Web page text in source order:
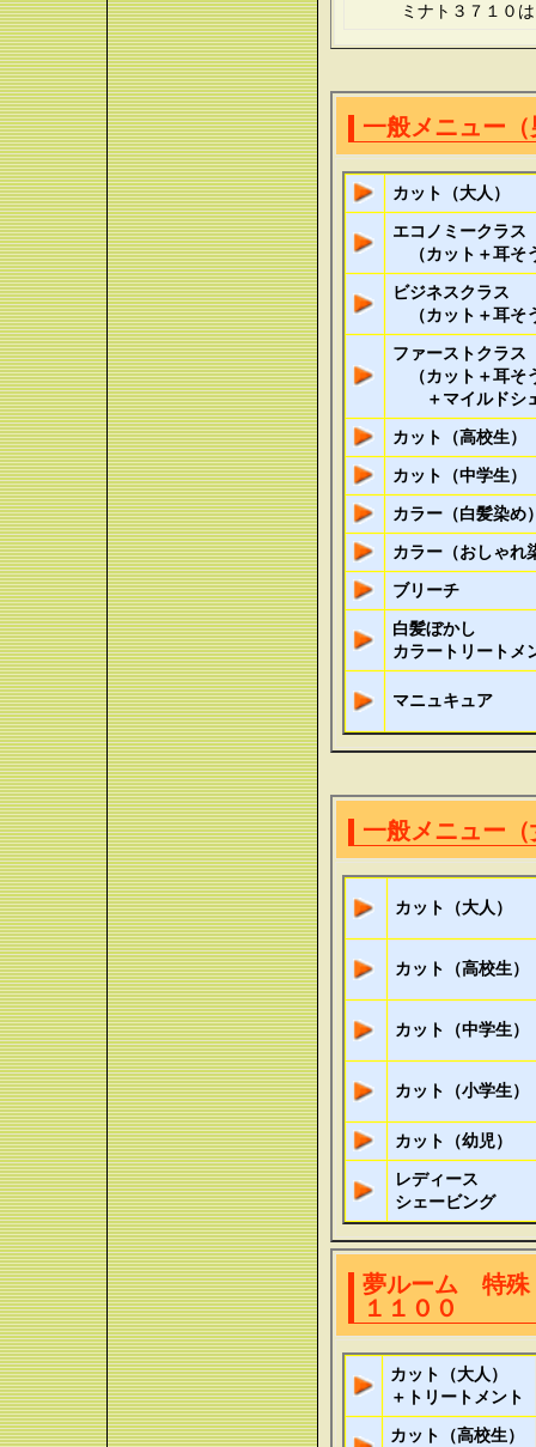
ミナト３７１０は
一般メニュー
カット（大人）
エコノミークラス
（カット＋耳そ
ビジネスクラス
（カット＋耳そ
ファーストクラス
（カット＋耳そ
＋マイルドシ
カット（高校生）
カット（中学生）
カラー（白髪染め
カラー（おしゃれ
ブリーチ
白髪ぼかし
カラートリートメ
マニュキュア
一般メニュー
カット（大人）
カット（高校生）
カット（中学生）
カット（小学生）
カット（幼児）
レディース
シェービング
夢ルーム 特殊
１１００
カット（大人）
＋トリートメント
カット（高校生）